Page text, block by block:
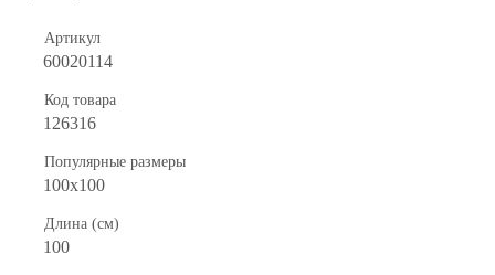
Артикул
60020114
Код товара
126316
Популярные размеры
100x100
Длина (см)
100